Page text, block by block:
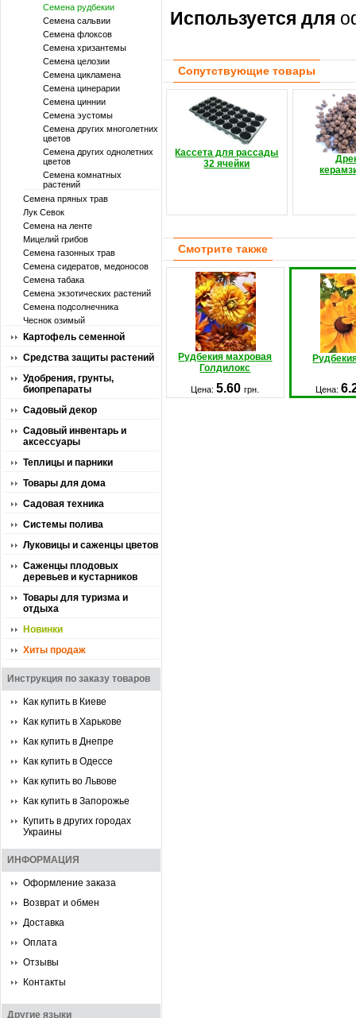
Семена рудбекии
Семена сальвии
Семена флоксов
Семена хризантемы
Семена целозии
Семена цикламена
Семена цинерарии
Семена циннии
Семена эустомы
Семена других многолетних
цветов
Семена других однолетних
цветов
Семена комнатных
растений
Семена пряных трав
Лук Севок
Семена на ленте
Мицелий грибов
Семена газонных трав
Семена сидератов, медоносов
Семена табака
Семена экзотических растений
Семена подсолнечника
Чеснок озимый
Картофель семенной
Средства защиты растений
Удобрения, грунты,
биопрепараты
Садовый декор
Садовый инвентарь и
аксессуары
Теплицы и парники
Товары для дома
Садовая техника
Системы полива
Луковицы и саженцы цветов
Саженцы плодовых
деревьев и кустарников
Товары для туризма и
отдыха
Новинки
Хиты продаж
Инструкция по заказу товаров
Как купить в Киеве
Как купить в Харькове
Как купить в Днепре
Как купить в Одессе
Как купить во Львове
Как купить в Запорожье
Купить в других городах
Украины
ИНФОРМАЦИЯ
Оформление заказа
Возврат и обмен
Доставка
Оплата
Отзывы
Контакты
Другие языки
Используется для
Сопутствующие товары
Кассета для рассады
32 ячейки
Смотрите также
Рудбекия махровая
Голдилокс
Цена:5.60грн. Цена: